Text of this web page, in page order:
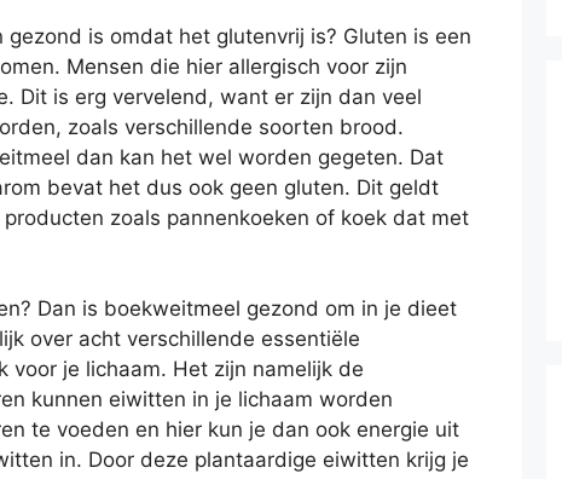
is omdat het glutenvrij is? Gluten is een
Mensen die hier allergisch voor zijn
Dit is erg vervelend, want er zijn dan veel
zoals verschillende soorten brood.
dan kan het wel worden gegeten. Dat
bevat het dus ook geen gluten. Dit geldt
zoals pannenkoeken of koek dat met
Dan is boekweitmeel gezond om in je dieet
over acht verschillende essentiële
voor je lichaam. Het zijn namelijk de
kunnen eiwitten in je lichaam worden
te voeden en hier kun je dan ook energie uit
in. Door deze plantaardige eiwitten krijg je